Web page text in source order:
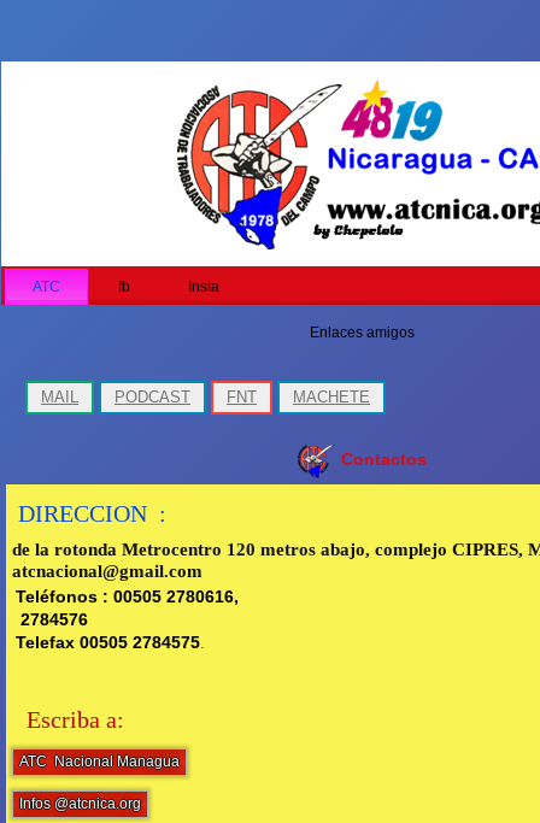
ATC fb Insta
Enlaces amigos
MAIL PODCAST FNT MACHETE
Contactos
DIRECCION :
de la rotonda Metrocentro 120 metros abajo, complejo CIPRES,
atcnacional@gmail.com
Teléfonos : 00505 2780616,
2784576
Telefax 00505 2784575.
Escriba a:
ATC Nacional Managua
Infos @atcnica.org